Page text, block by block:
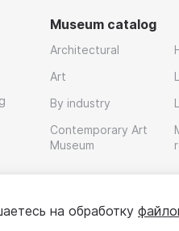
Museum catalog
Architectural
Art
By industry
Contemporary Art
Museum
на обработку